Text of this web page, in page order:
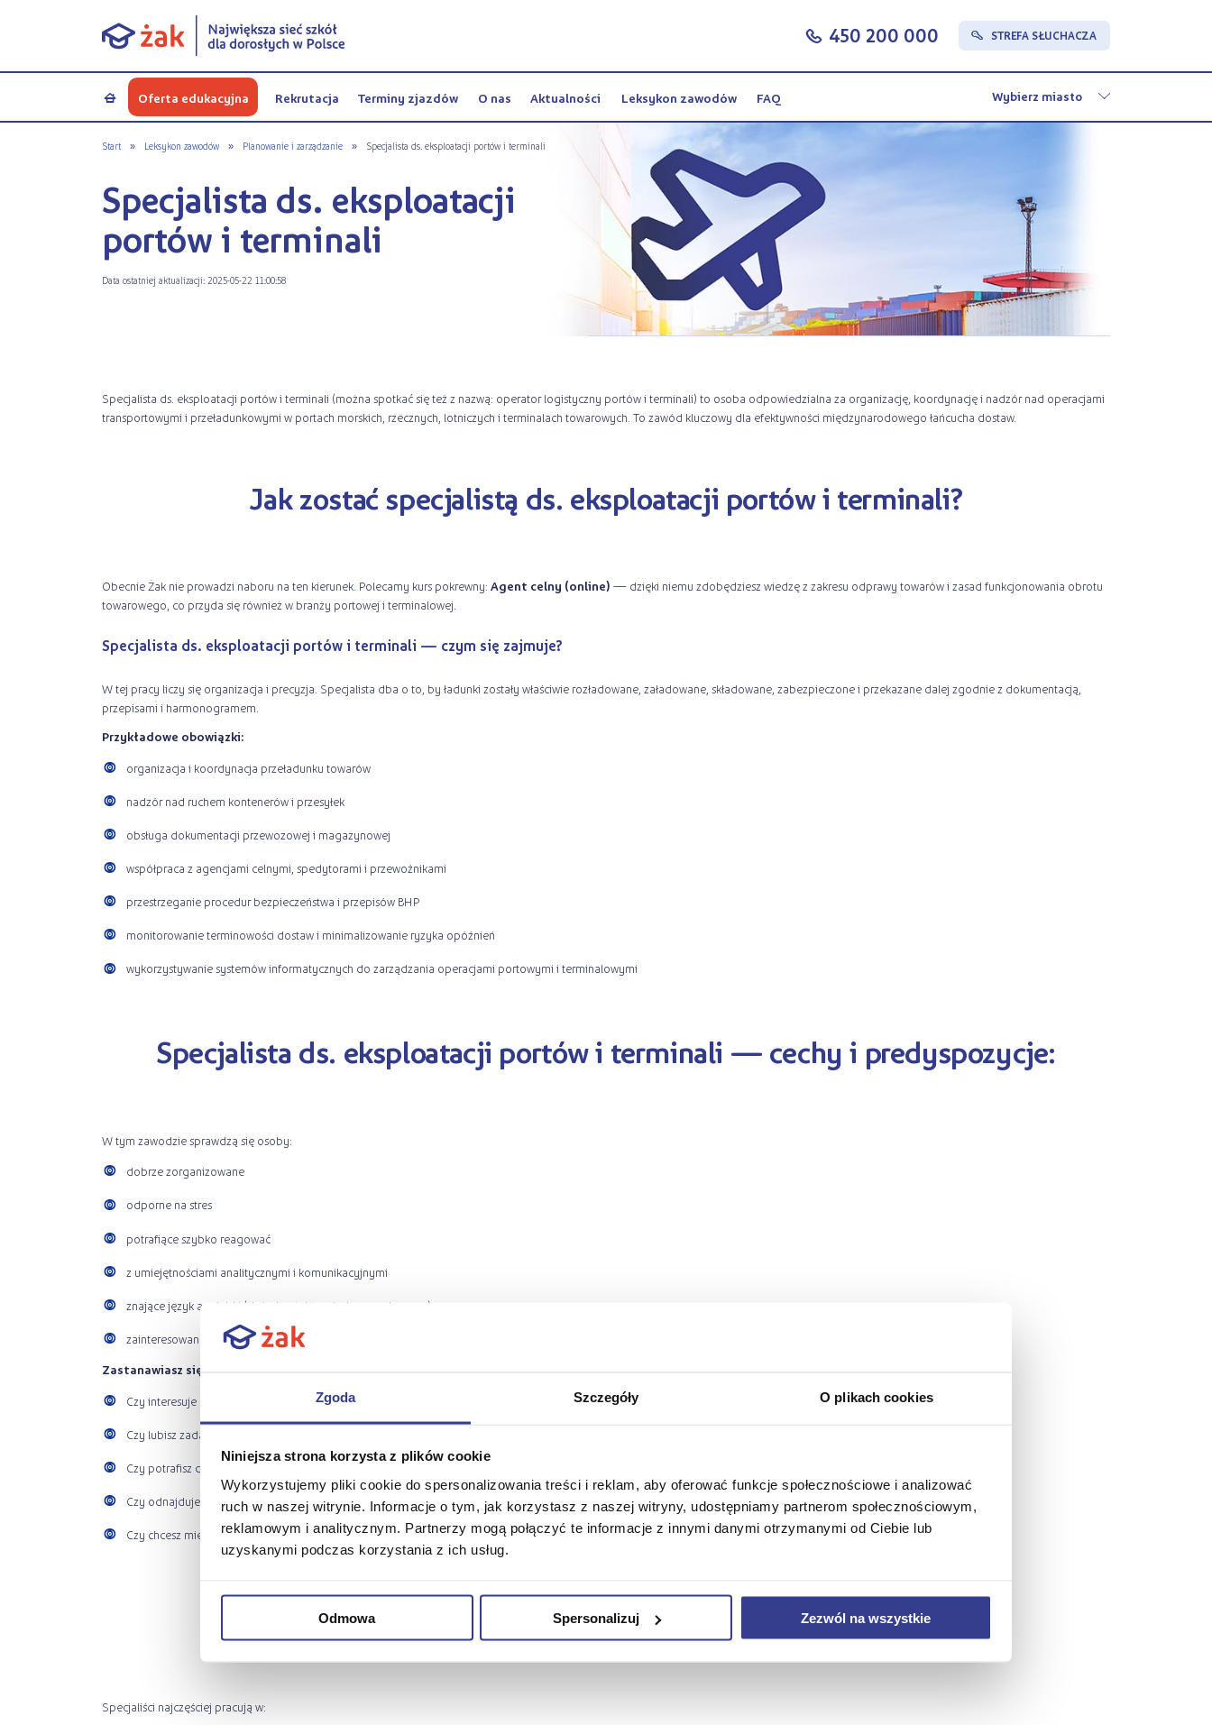
Zgoda Szczegóły O plikach cookies
Niniejsza strona korzysta z plików cookie
Wykorzystujemy pliki cookie do spersonalizowania treści i reklam, aby oferować funkcje społecznościowe i analizować
ruch w naszej witrynie. Informacje o tym, jak korzystasz z naszej witryny, udostępniamy partnerom społecznościowym,
reklamowym i analitycznym. Partnerzy mogą połączyć te informacje z innymi danymi otrzymanymi od Ciebie lub
uzyskanymi podczas korzystania z ich usług.
Odmowa Spersonalizuj Zezwól na wszystkie
a Oferta edukacyjna Rekrutacja Terminy zjazdów O nas Aktualności Leksykon zawodów FAQ
c 450 200 000 s STREFA SŁUCHACZA
Start » Leksykon zawodów » Planowanie i zarządzanie » Specjalista ds. eksploatacji portów i terminali
Specjalista ds. eksploatacji
portów i terminali
Data ostatniej aktualizacji: 2025-05-22 11:00:58
Specjalista ds. eksploatacji portów i terminali (można spotkać się też z nazwą: operator logistyczny portów i terminali) to osoba odpowiedzialna za organizację, koordynację i nadzór nad operacjami
transportowymi i przeładunkowymi w portach morskich, rzecznych, lotniczych i terminalach towarowych. To zawód kluczowy dla efektywności międzynarodowego łańcucha dostaw.
Jak zostać specjalistą ds. eksploatacji portów i terminali?
Obecnie Żak nie prowadzi naboru na ten kierunek. Polecamy kurs pokrewny:Agent celny (online) — dzięki niemu zdobędziesz wiedzę z zakresu odprawy towarów i zasad funkcjonowania obrotu
towarowego, co przyda się również w branży portowej i terminalowej.
Specjalista ds. eksploatacji portów i terminali — czym się zajmuje?
W tej pracy liczy się organizacja i precyzja. Specjalista dba o to, by ładunki zostały właściwie rozładowane, załadowane, składowane, zabezpieczone i przekazane dalej zgodnie z dokumentacją,
przepisami i harmonogramem.
Przykładowe obowiązki:
organizacja i koordynacja przeładunku towarów
nadzór nad ruchem kontenerów i przesyłek
obsługa dokumentacji przewozowej i magazynowej
współpraca z agencjami celnymi, spedytorami i przewoźnikami
przestrzeganie procedur bezpieczeństwa i przepisów BHP
monitorowanie terminowości dostaw i minimalizowanie ryzyka opóźnień
wykorzystywanie systemów informatycznych do zarządzania operacjami portowymi i terminalowymi
Specjalista ds. eksploatacji portów i terminali — cechy i predyspozycje:
W tym zawodzie sprawdzą się osoby:
dobrze zorganizowane
odporne na stres
potrafiące szybko reagować
z umiejętnościami analitycznymi i komunikacyjnymi
znające język angielski (dużo kontaktu międzynarodowego)
zainteresowane logistyką, transportem, handlem międzynarodowym
Zastanawiasz się, czy to zawód dla Ciebie? Zadaj sobie pytania:
Czy interesuje Cię transport i logistyka w skali globalnej?
Czy lubisz zadania wymagające koordynacji wielu działań?
Czy potrafisz działać pod presją czasu?
Czy odnajdujesz się w kontaktach z klientem, przewoźnikiem i urzędem?
Czy chcesz mieć wpływ na to, jak sprawnie poruszają się towary po świecie?
Praca i zarobki specjalisty ds. eksploatacji portów i terminali
Specjaliści najczęściej pracują w: